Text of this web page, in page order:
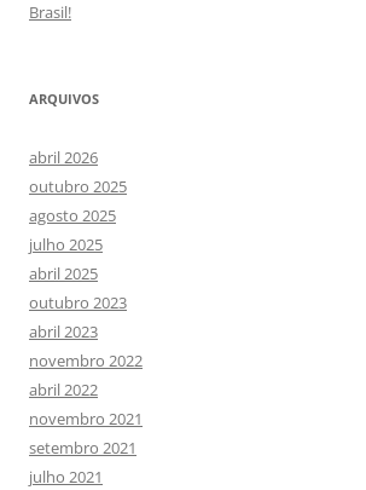
Brasil!
ARQUIVOS
abril 2026
outubro 2025
agosto 2025
julho 2025
abril 2025
outubro 2023
abril 2023
novembro 2022
abril 2022
novembro 2021
setembro 2021
julho 2021